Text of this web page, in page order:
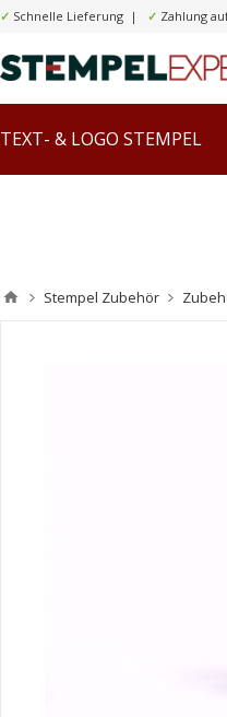
✓ Schnelle Lieferung | ✓ Zahlung
TEXT- & LOGO STEMPEL
Stempel Zubehör